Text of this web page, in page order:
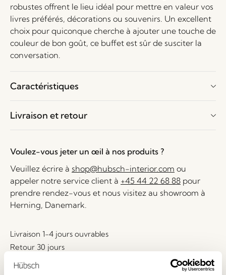
robustes offrent le lieu idéal pour mettre en valeur vos
livres préférés, décorations ou souvenirs. Un excellent
choix pour quiconque cherche à ajouter une touche de
couleur de bon goût, ce buffet est sûr de susciter la
conversation.
Caractéristiques
Livraison et retour
Voulez-vous jeter un œil à nos produits ?
Veuillez écrire à shop@hubsch-interior.com ou
appeler notre service client à +45 44 22 68 88 pour
prendre rendez-vous et nous visitez au showroom à
Herning, Danemark.
Livraison 1-4 jours ouvrables
Retour 30 jours
Livraison gratuite à partir de